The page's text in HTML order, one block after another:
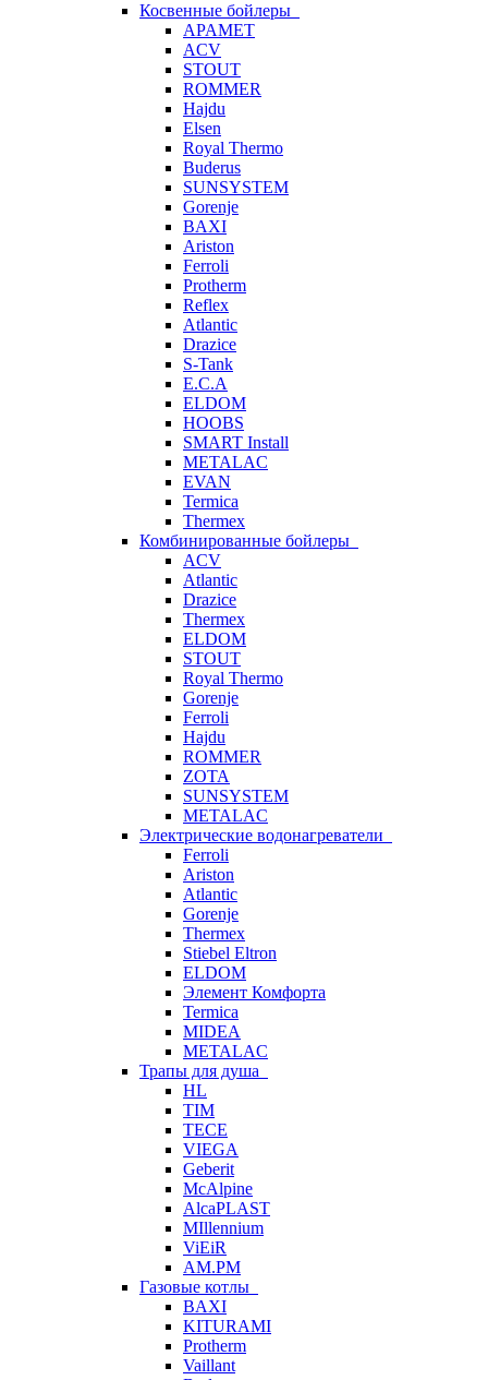
Косвенные бойлеры
APAMET
ACV
STOUT
ROMMER
Hajdu
Elsen
Royal Thermo
Buderus
SUNSYSTEM
Gorenje
BAXI
Ariston
Ferroli
Protherm
Reflex
Atlantic
Drazice
S-Tank
E.C.A
ELDOM
HOOBS
SMART Install
METALAC
EVAN
Termica
Thermex
Комбинированные бойлеры
ACV
Atlantic
Drazice
Thermex
ELDOM
STOUT
Royal Thermo
Gorenje
Ferroli
Hajdu
ROMMER
ZOTA
SUNSYSTEM
METALAC
Электрические водонагреватели
Ferroli
Ariston
Atlantic
Gorenje
Thermex
Stiebel Eltron
ELDOM
Элемент Комфорта
Termica
MIDEA
METALAC
Трапы для душа
HL
TIM
TECE
VIEGA
Geberit
McAlpine
AlcaPLAST
MIllennium
ViEiR
AM.PM
Газовые котлы
BAXI
KITURAMI
Protherm
Vaillant